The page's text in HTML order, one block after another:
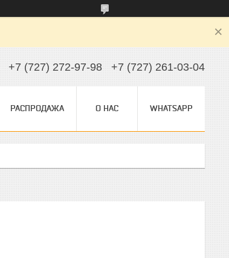
+7 (727) 272-97-98 +7 (727) 261-03-04
РАСПРОДАЖА О НАС WHATSAPP